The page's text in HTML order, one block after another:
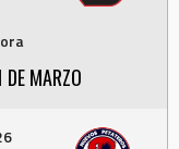
MARZO